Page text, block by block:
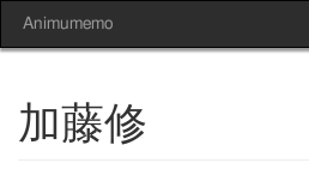
Animumemo
加藤修